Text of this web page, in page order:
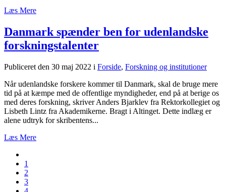
Læs Mere
Danmark spænder ben for udenlandske
forskningstalenter
Publiceret den 30 maj 2022 i Forside, Forskning og institutioner
Når udenlandske forskere kommer til Danmark, skal de bruge mere
tid på at kæmpe med de offentlige myndigheder, end på at berige os
med deres forskning, skriver Anders Bjarklev fra Rektorkollegiet og
Lisbeth Lintz fra Akademikerne. Bragt i Altinget. Dette indlæg er
alene udtryk for skribentens...
Læs Mere
1
2
3